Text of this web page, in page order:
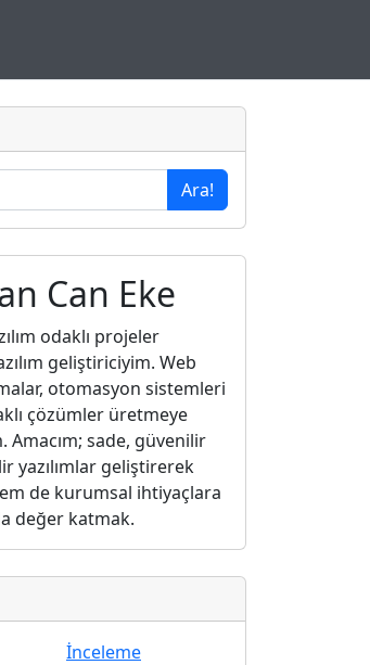
Ara!
Can Eke
odaklı projeler
geliştiriciyim. Web
otomasyon sistemleri
çözümler üretmeye
Amacım; sade, güvenilir
yazılımlar geliştirerek
de kurumsal ihtiyaçlara
değer katmak.
İnceleme